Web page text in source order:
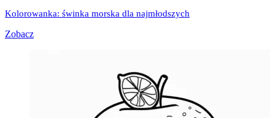
Kolorowanka: świnka morska dla najmłodszych
Zobacz